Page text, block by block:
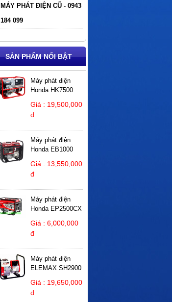
MÁY PHÁT ĐIỆN CŨ - 0943
184 099
SẢN PHẨM NỔI BẬT
Máy phát điện
Honda HK7500
Giá : 19,500,000
đ
Máy phát điện
Honda EB1000
Giá : 13,550,000
đ
Máy phát điện
Honda EP2500CX
Giá : 6,000,000
đ
Máy phát điện
ELEMAX SH2900
Giá : 19,650,000
đ